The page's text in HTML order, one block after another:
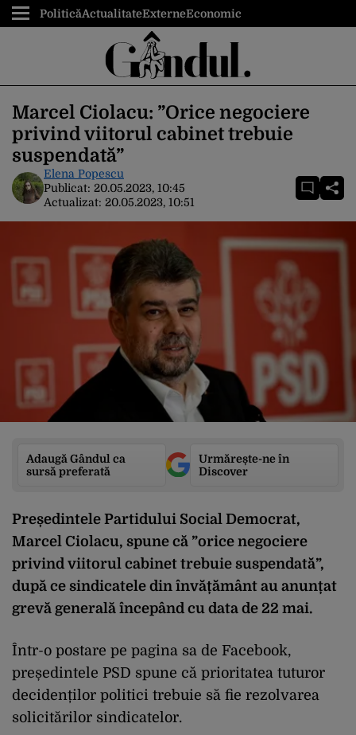
PoliticăActualitateExterneEconomic
Marcel Ciolacu: ”Orice negociere
privind viitorul cabinet trebuie
suspendată”
Elena Popescu
Publicat: 20.05.2023, 10:45
Actualizat: 20.05.2023, 10:51
Adaugă Gândul ca
sursă preferată
Urmărește-ne în
Discover
Președintele Partidului Social Democrat,
Marcel Ciolacu, spune că ”orice negociere
privind viitorul cabinet trebuie suspendată”,
după ce sindicatele din învățământ au anunțat
grevă generală începând cu data de 22 mai.
Într-o postare pe pagina sa de Facebook,
președintele PSD spune că prioritatea tuturor
decidenților politici trebuie să fie rezolvarea
solicitărilor sindicatelor.